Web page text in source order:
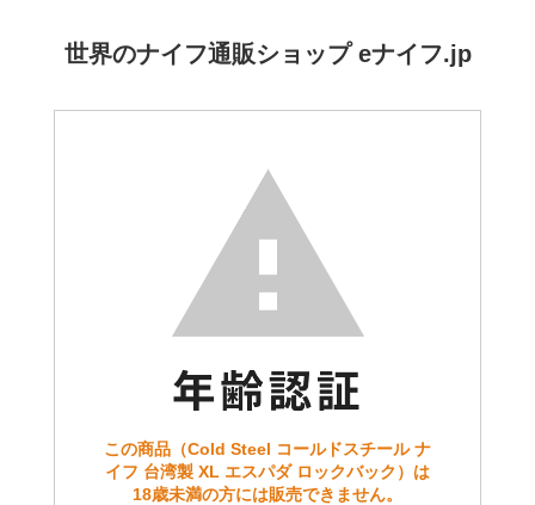
世界のナイフ通販ショップ eナイフ.jp
この商品（Cold Steel コールドスチール ナ
イフ 台湾製 XL エスパダ ロックバック）は
18歳未満の方には販売できません。